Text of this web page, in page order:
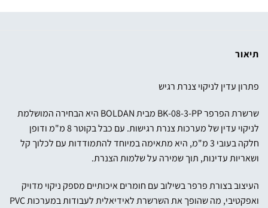
תיאור
פתרון עדין לניקוי צנרת רגיש
שרשרת הפרפר BK-08-3-PP מבית BOLDAN היא הבחירה המושלמת
לניקוי עדין של מערכות צנרת רגישות. עם כבל בקוטר 8 מ"מ ודופן
חלקה בעובי 3 מ"מ, היא מתאימה במיוחד להתמודדות עם לכלוך קל
ושאריות עדינות, תוך שמירה על שלמות הצנרת.
העיצוב בצורת פרפר בשילוב עם חומרים איכותיים מספק ניקוי מדויק
ואפקטיבי, מה שהופך את השרשרת לאידיאלית לעבודות במערכות PVC